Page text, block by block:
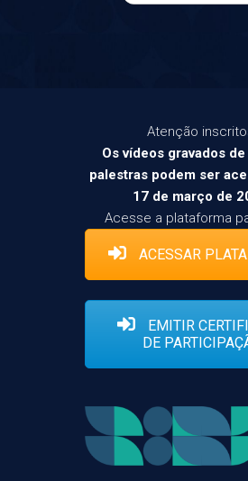
Atenção
Os vídeos gravados
palestras podem ser
17 de março de
Acesse a plataforma
ACESSAR
EMITIR
DE